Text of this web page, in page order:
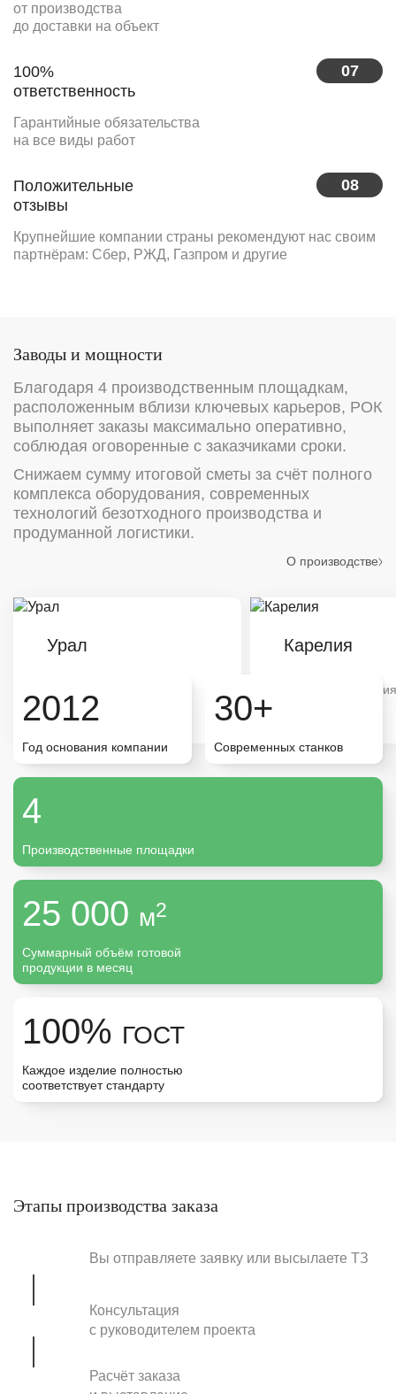
от производства
до доставки на объект
07
100%
ответственность
Гарантийные обязательства
на все виды работ
08
Положительные
отзывы
Крупнейшие компании страны рекомендуют нас своим
партнёрам: Сбер, РЖД, Газпром и другие
Заводы и мощности
Благодаря 4 производственным площадкам,
расположенным вблизи ключевых карьеров, РОК
выполняет заказы максимально оперативно,
соблюдая оговоренные с заказчиками сроки.
Снижаем сумму итоговой сметы за счёт полного
комплекса оборудования, современных
технологий безотходного производства и
продуманной логистики.
О производстве
Урал
Большой объём
Карелия
Типовая продукция
2012
Год основания компании
30+
Современных станков
4
Производственные площадки
25 000 м2
Суммарный объём готовой
продукции в месяц
100% ГОСТ
Каждое изделие полностью
соответствует стандарту
Этапы производства заказа
Вы отправляете заявку или высылаете ТЗ
Консультация
с руководителем проекта
Расчёт заказа